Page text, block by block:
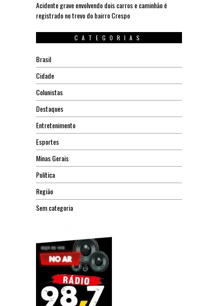
Acidente grave envolvendo dois carros e caminhão é
registrado no trevo do bairro Crespo
CATEGORIAS
Brasil
Cidade
Colunistas
Destaques
Entretenimento
Esportes
Minas Gerais
Política
Região
Sem categoria